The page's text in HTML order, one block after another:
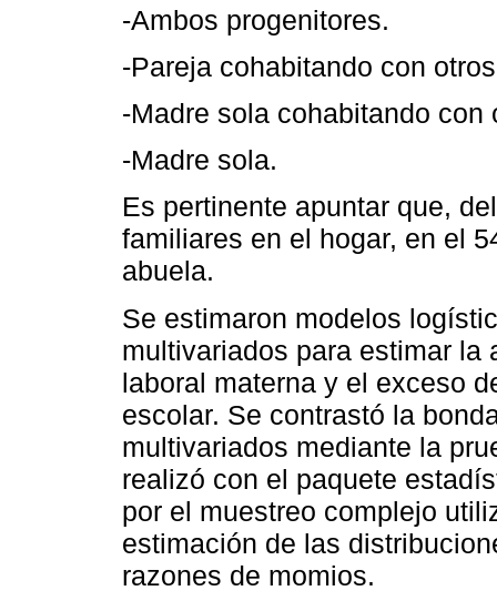
-Ambos progenitores.
-Pareja cohabitando con
-Madre sola cohabitando con
-Madre sola.
Es pertinente apuntar que,
familiares en el hogar, en el
abuela.
Se estimaron modelos
multivariados para estimar la
laboral materna y el exceso
escolar. Se contrastó la
multivariados mediante la
realizó con el paquete
por el muestreo complejo
estimación de las
razones de momios.